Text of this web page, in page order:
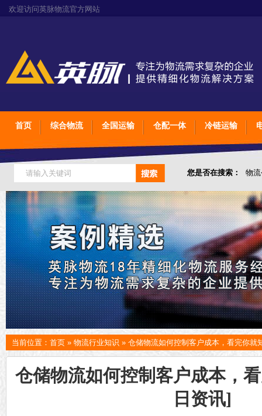
欢迎访问英脉物流官方网站
首页 综合物流 全国运输 仓配一体 冷链运输
您是否在搜索： 物
仓储综合专业定制物
当前位置： 首页 » 物流行业知识 » 仓储物流如何控制客户成本，看完你就
仓储物流如何控制客户成本，
日资讯]